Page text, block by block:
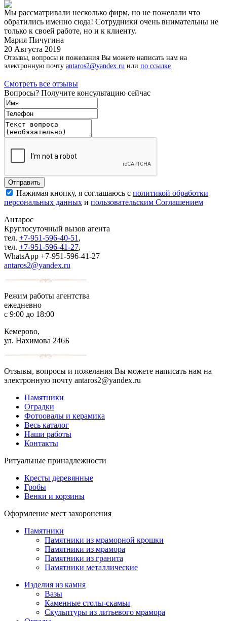
Мы рассматривали несколько фирм, но не пожелали что
обратились именно сюда! Сотрудники очень внимательны не
только к своей работе, но и к клиенту.
Мария Пичугина
20 Августа 2019
Отзывы, вопросы и пожелания Вы можете написать нам на
электронную почту antaros2@yandex.ru или по ссылке
Смотреть все отзывы
Вопросы? Получите консультацию сейчас
Нажимая кнопку, я соглашаюсь с политикой обработки
персональных данных и пользовательским Соглашением
Антарос
Круглосуточный вызов агента
тел. +7-951-596-40-51 ,
тел. +7-951-596-41-27,
WhatsApp +7-951-596-41-27
antaros2@yandex.ru
Режим работы агентства
ежедневно
с 9:00 до 18:00
Кемерово,
ул. Нахимова 246Б
Отзывы, вопросы и пожелания Вы можете написать нам на
электронную почту antaros2@yandex.ru
Памятники
Оградки
Фотоовалы и керамика
Весь каталог
Наши работы
Контакты
Ритуальные принадлежности
Кресты деревянные
Гробы
Венки и корзины
Оформление мест захоронения
Памятники
Памятники из мраморной крошки
Памятники из мрамора
Памятники из гранита
Памятники металлические
Изделия из камня
Вазы
Каменные столы-скамьи
Скульптуры из литьевого мрамора